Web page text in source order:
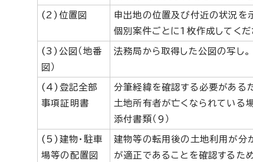
(2)位置図
申出地の位置及び付近の状況を
個別案件ごとに1枚作成してくだ
(3)公図（地番
図）
法務局から取得した公図の写し。
(4)登記全部
事項証明書
分筆経緯を確認する必要がある
土地所有者が亡くなられている
添付書類（9）
(5)建物・駐車
場等の配置図
建物等の転用後の土地利用が分
が適正であることを確認するた